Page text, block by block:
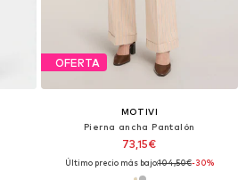
OFERTA
MOTIVI
Pierna ancha Pantalón
73,15€
Último precio más bajo:104,50€-30%